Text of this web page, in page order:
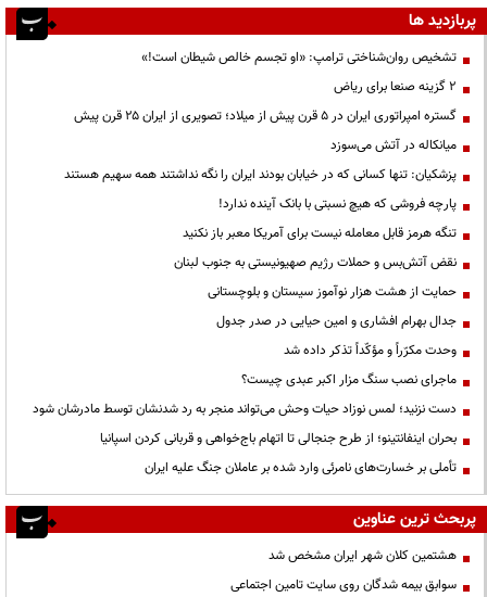
پربازدید ها
تشخیص روان‌شناختی ترامپ: «او تجسم خالص شیطان است!»
۲ گزینه صنعا برای ریاض
گستره امپراتوری ایران در ۵ قرن پیش از میلاد؛ تصویری از ایران ۲۵ قرن پیش
میانکاله در آتش می‌سوزد
پزشکیان: تنها کسانی که در خیابان بودند ایران را نگه نداشتند همه سهیم هستند
پارچه فروشی که هیچ نسبتی با بانک آینده ندارد!
تنگه هرمز قابل معامله نیست برای آمریکا معبر باز نکنید
نقض آتش‌بس و حملات رژیم صهیونیستی به جنوب لبنان
حمایت از هشت هزار نوآموز سیستان و بلوچستانی
جدال بهرام افشاری و امین حیایی در صدر جدول
وحدت مکرّراً و مؤکّداً تذکر داده شد
ماجرای نصب سنگ مزار اکبر عبدی چیست؟
دست نزنید؛ لمس نوزاد حیات وحش می‌تواند منجر به رد شدنشان توسط مادرشان شود
بحران اینفانتینو؛ از طرح جنجالی تا اتهام باج‌خواهی و قربانی کردن اسپانیا
تأملی بر خسارت‌های نامرئی وارد شده بر عاملان جنگ علیه ایران
پربحث ترین عناوین
هشتمین کلان شهر ایران مشخص شد
سوابق بیمه شدگان روی سایت تامین اجتماعی